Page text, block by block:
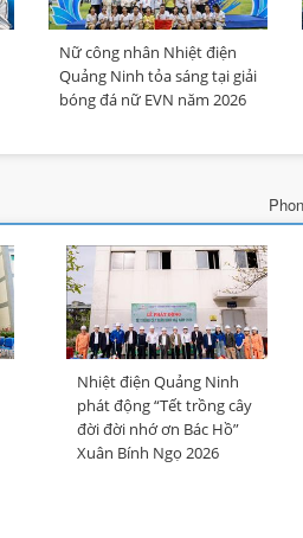
Nữ công nhân Nhiệt điện
Quảng Ninh tỏa sáng tại giải
bóng đá nữ EVN năm 2026
Nhiệt điện Quảng Ninh
phát động “Tết trồng cây
đời đời nhớ ơn Bác Hồ”
Xuân Bính Ngọ 2026